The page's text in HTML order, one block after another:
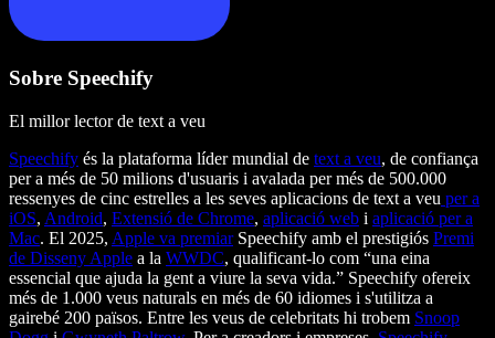
Sobre Speechify
El millor lector de text a veu
Speechify és la plataforma líder mundial de text a veu, de confiança
per a més de 50 milions d'usuaris i avalada per més de 500.000
ressenyes de cinc estrelles a les seves aplicacions de text a veu per a
iOS, Android, Extensió de Chrome, aplicació web i aplicació per a
Mac. El 2025, Apple va premiarSpeechify amb el prestigiós Premi
de Disseny Apple a la WWDC, qualificant-lo com “una eina
essencial que ajuda la gent a viure la seva vida.” Speechify ofereix
més de 1.000 veus naturals en més de 60 idiomes i s'utilitza a
gairebé 200 països. Entre les veus de celebritats hi trobem Snoop